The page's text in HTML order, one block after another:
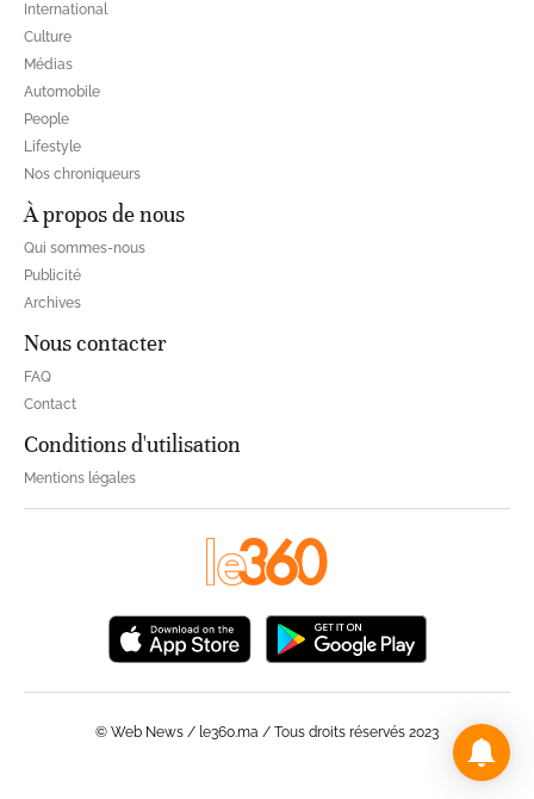
International
Culture
Médias
Automobile
People
Lifestyle
Nos chroniqueurs
À propos de nous
Qui sommes-nous
Publicité
Archives
Nous contacter
FAQ
Contact
Conditions d'utilisation
Mentions légales
© Web News / le360.ma / Tous droits réservés 2023